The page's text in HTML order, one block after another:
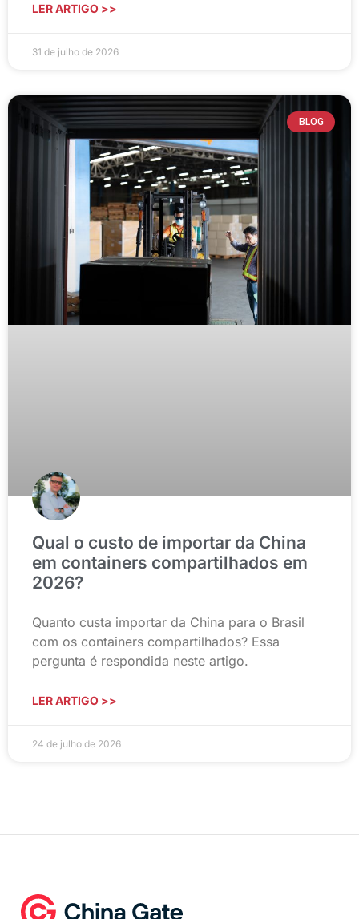
LER ARTIGO >>
31 de julho de 2026
BLOG
Qual o custo de importar da China
em containers compartilhados em
2026?
Quanto custa importar da China para o Brasil
com os containers compartilhados? Essa
pergunta é respondida neste artigo.
LER ARTIGO >>
24 de julho de 2026